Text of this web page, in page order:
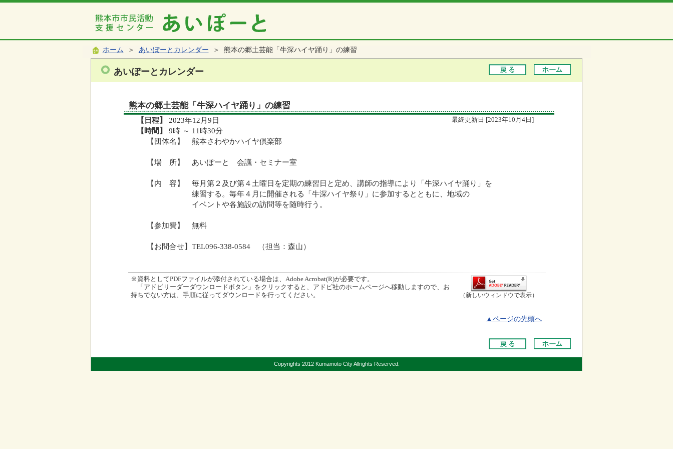
ホーム ＞ あいぽーとカレンダー ＞ 熊本の郷土芸能「牛深ハイヤ踊り」の練習
あいぽーとカレンダー
熊本の郷土芸能「牛深ハイヤ踊り」の練習
【日程】 2023年12月9日 最終更新日 [2023年10月4日]
【時間】
9時 ～ 11時30分
【団体名】 熊本さわやかハイヤ倶楽部
【場 所】 あいぽーと 会議・セミナー室
【内 容】 毎月第２及び第４土曜日を定期の練習日と定め、講師の指導により「牛深ハイヤ踊り」を
練習する。毎年４月に開催される「牛深ハイヤ祭り」に参加するとともに、地域の
イベントや各施設の訪問等を随時行う。
【参加費】 無料
【お問合せ】TEL096-338-0584 （担当：森山）
※資料としてPDFファイルが添付されている場合は、Adobe Acrobat(R)が必要です。
「アドビリーダーダウンロードボタン」をクリックすると、アドビ社のホームページへ移動しますので、お
持ちでない方は、手順に従ってダウンロードを行ってください。
（新しいウィンドウで表示）
▲ページの先頭へ
Copyrights 2012 Kumamoto City Allrights Reserved.